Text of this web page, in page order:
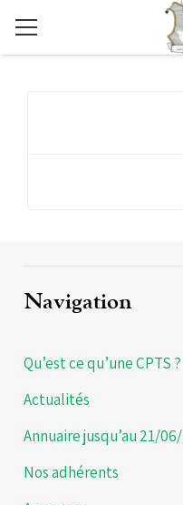
Navigation
Qu’est ce qu’une CPTS ?
Actualités
Annuaire jusqu’au 21/
Nos adhérents